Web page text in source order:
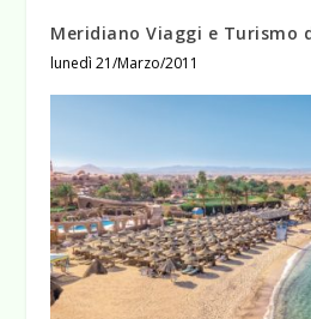
Meridiano Viaggi e Turismo
lunedì 21/Marzo/2011